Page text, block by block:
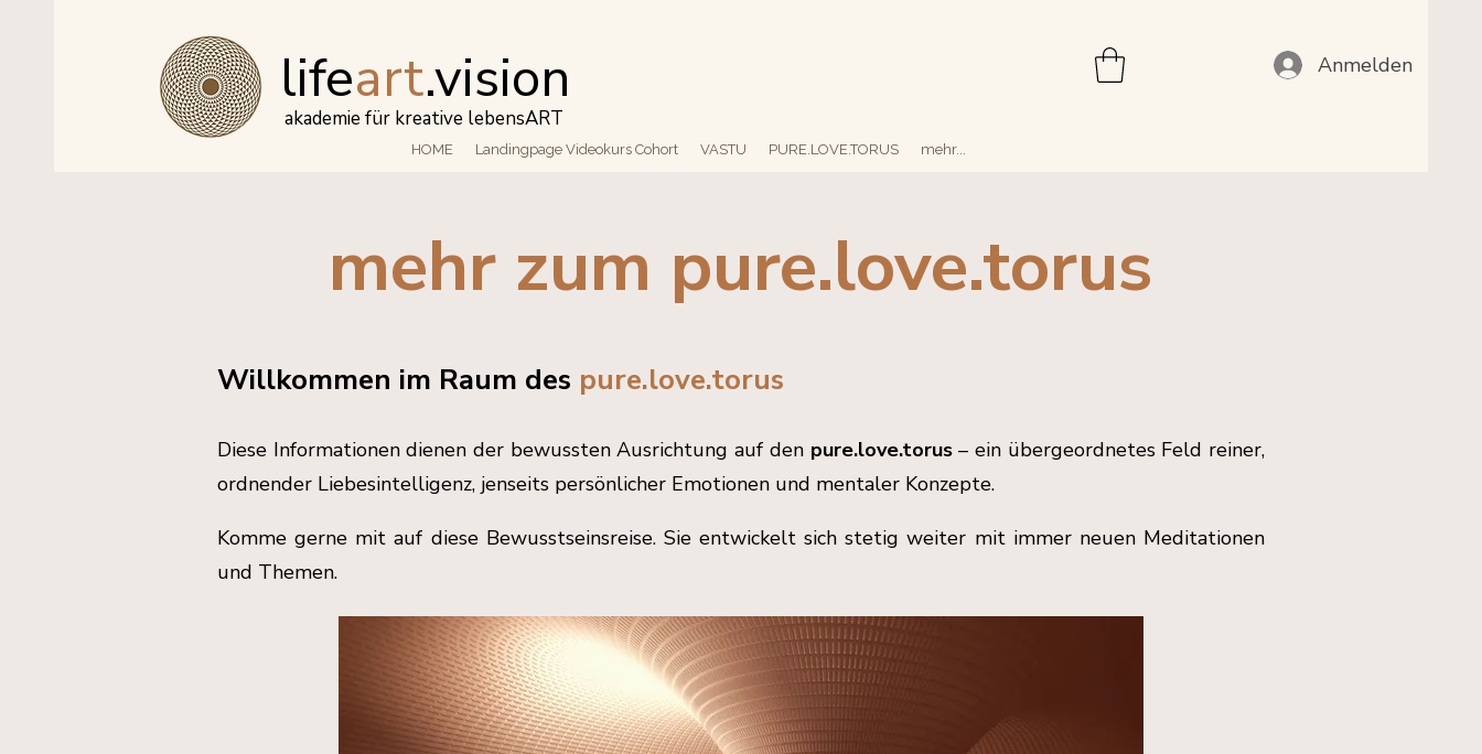
akademie für kreative lebensART
lifeart.vision Anmelden
HOME Landingpage Videokurs Cohort VASTU PURE.LOVE.TORUS mehr...
mehr zum pure.love.torus
Willkommen im Raum des pure.love.torus
Diese Informationen dienen der bewussten Ausrichtung auf den pure.love.torus– ein übergeordnetes Feld reiner,
ordnender Liebesintelligenz, jenseits persönlicher Emotionen und mentaler Konzepte.
Komme gerne mit auf diese Bewusstseinsreise. Sie entwickelt sich stetig weiter mit immer neuen Meditationen
und Themen.